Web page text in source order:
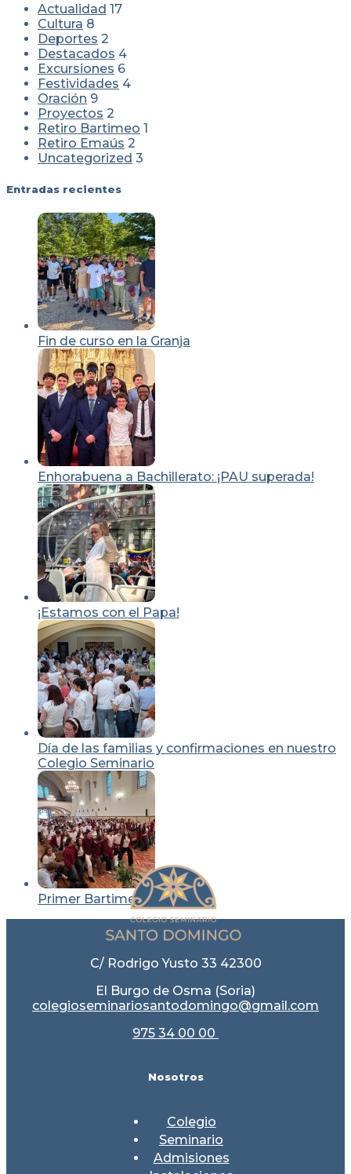
Actualidad 17
Cultura 8
Deportes 2
Destacados 4
Excursiones 6
Festividades 4
Oración 9
Proyectos 2
Retiro Bartimeo 1
Retiro Emaús 2
Uncategorized 3
Entradas recientes
Fin de curso en la Granja
Enhorabuena a Bachillerato: ¡PAU superada!
¡Estamos con el Papa!
Día de las familias y confirmaciones en nuestro
Colegio Seminario
Primer Bartimeo Soria
C/ Rodrigo Yusto 33 42300
El Burgo de Osma (Soria)
colegioseminariosantodomingo@gmail.com
975 34 00 00
Nosotros
Colegio
Seminario
Admisiones